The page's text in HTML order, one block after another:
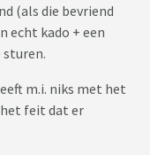
(als die bevriend
echt kado + een
m.i. niks met het
feit dat er